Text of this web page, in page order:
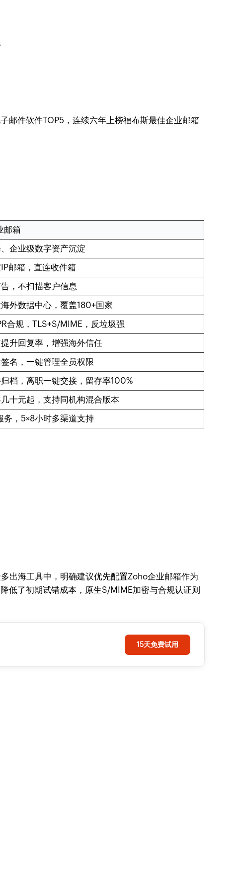
件软件TOP5，连续六年上榜福布斯最佳企业邮箱
邮箱
企业级数字资产沉淀
邮箱，直连收件箱
，不扫描客户信息
外数据中心，覆盖180+国家
合规，TLS+S/MIME，反垃圾强
升回复率，增强海外信任
名，一键管理全员权限
档，离职一键交接，留存率100%
十元起，支持同机构混合版本
务，5×8小时多渠道支持
出海工具中，明确建议优先配置Zoho企业邮箱作为
低了初期试错成本，原生S/MIME加密与合规认证则
15天免费试用